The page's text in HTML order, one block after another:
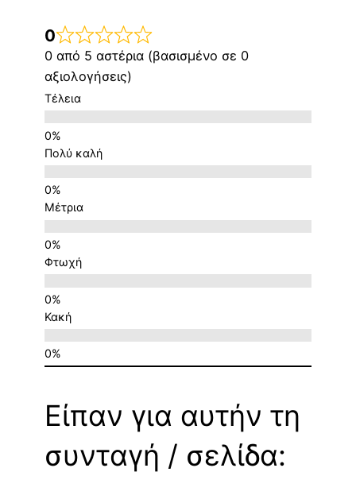
0
0 από 5 αστέρια (βασισμένο σε 0
αξιολογήσεις)
Τέλεια
Πολύ καλή
Μέτρια
Φτωχή
Κακή
Είπαν για αυτήν τη
συνταγή / σελίδα: